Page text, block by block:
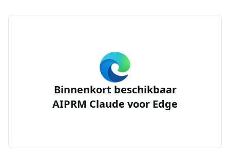
Binnenkort beschikbaar
AIPRM Claude voor Edge